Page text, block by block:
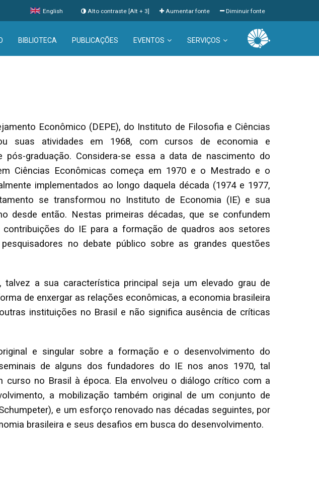
English Diminuir fonte
Aumentar fonte
Alto contraste [Alt + 3]
BIBLIOTECA PUBLICAÇÕES EVENTOS SERVIÇOS
Econômico (DEPE), do Instituto de Filosofia e Ciências
suas atividades em 1968, com cursos de economia e
graduação. Considera-se essa a data de nascimento do
Ciências Econômicas começa em 1970 e o Mestrado e o
implementados ao longo daquela década (1974 e 1977,
se transformou no Instituto de Economia (IE) e sua
desde então. Nestas primeiras décadas, que se confundem
do IE para a formação de quadros aos setores
no debate público sobre as grandes questões
a sua característica principal seja um elevado grau de
de enxergar as relações econômicas, a economia brasileira
instituições no Brasil e não significa ausência de críticas
e singular sobre a formação e o desenvolvimento do
de alguns dos fundadores do IE nos anos 1970, tal
curso no Brasil à época. Ela envolveu o diálogo crítico com a
a mobilização também original de um conjunto de
e um esforço renovado nas décadas seguintes, por
brasileira e seus desafios em busca do desenvolvimento.